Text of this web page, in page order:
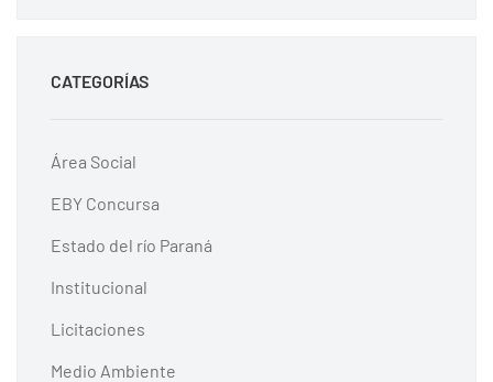
CATEGORÍAS
Área Social
EBY Concursa
Estado del río Paraná
Institucional
Licitaciones
Medio Ambiente